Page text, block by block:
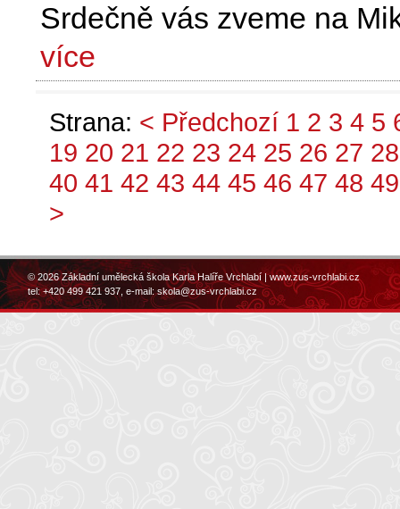
Srdečně vás zveme na
více
Strana: < Předchozí 1 2 3 4 5
19 20 21 22 23 24 25 26 27 28
40 41 42 43 44 45 46 47 48 49
>
© 2026 Základní umělecká škola Karla Halíře Vrchlabí |www.zus-vrchlabi.cz
tel: +420 499 421 937, e-mail:skola@zus-vrchlabi.cz